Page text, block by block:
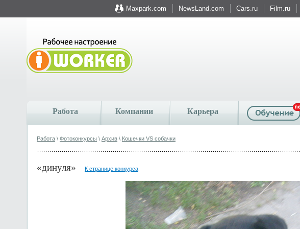
Maxpark.com NewsLand.com Cars.ru Film.ru
Работа Компании Карьера
Работа \ Фотоконкурсы \ Архив \ Кошечки VS собачки
«динуля» К странице конкурса